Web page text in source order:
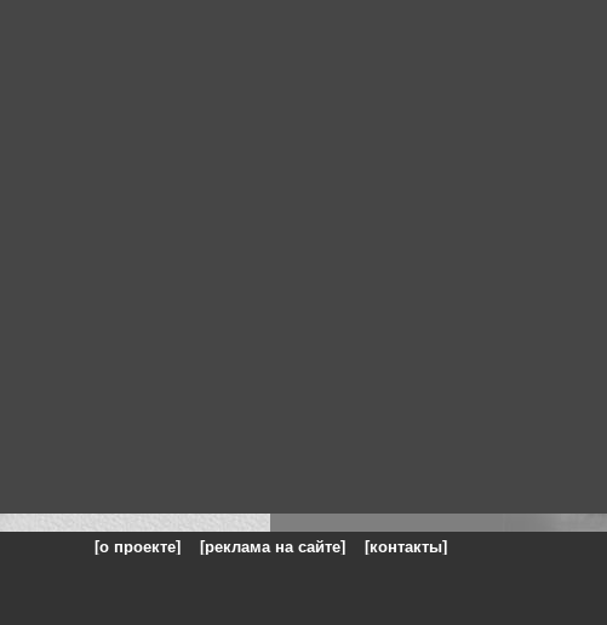
[о проекте] [реклама на сайте] [контакты]